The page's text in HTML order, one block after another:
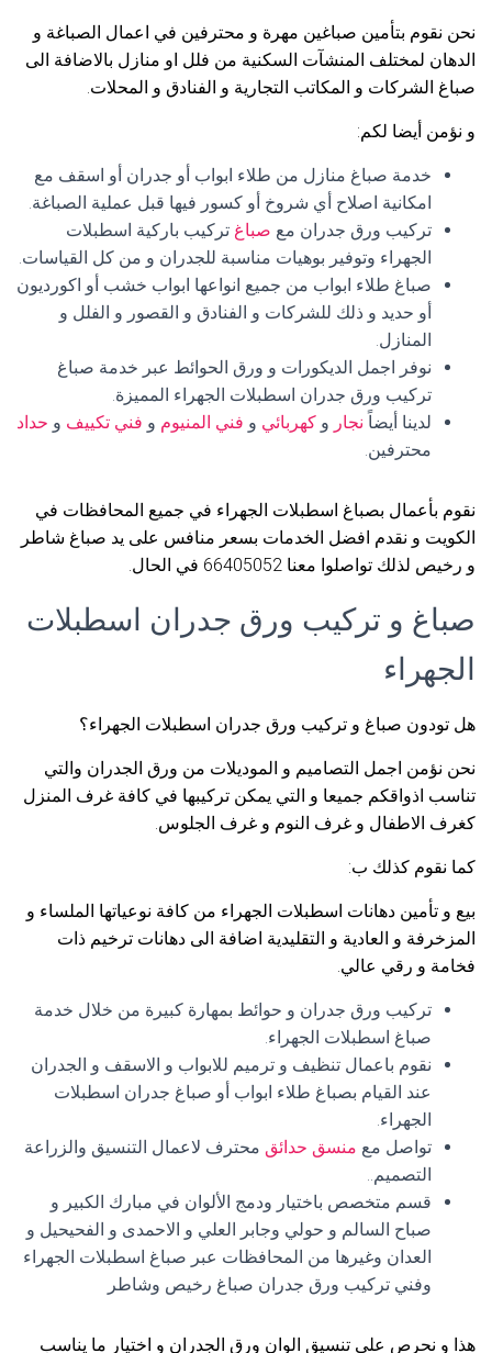
نحن نقوم بتأمين صباغين مهرة و محترفين في اعمال الصباغة و
الدهان لمختلف المنشآت السكنية من فلل او منازل بالاضافة الى
صباغ الشركات و المكاتب التجارية و الفنادق و المحلات.
و نؤمن أيضا لكم:
خدمة صباغ منازل من طلاء ابواب أو جدران أو اسقف مع
امكانية اصلاح أي شروخ أو كسور فيها قبل عملية الصباغة.
تركيب ورق جدران مع صباغ تركيب باركية اسطبلات
الجهراء وتوفير بوهيات مناسبة للجدران و من كل القياسات.
صباغ طلاء ابواب من جميع انواعها ابواب خشب أو اكورديون
أو حديد و ذلك للشركات و الفنادق و القصور و الفلل و
المنازل.
نوفر اجمل الديكورات و ورق الحوائط عبر خدمة صباغ
تركيب ورق جدران اسطبلات الجهراء المميزة.
لدينا أيضاً نجار و كهربائي و فني المنيوم و فني تكييف و حداد
محترفين.
نقوم بأعمال بصباغ اسطبلات الجهراء في جميع المحافظات في
الكويت و نقدم افضل الخدمات بسعر منافس على يد صباغ شاطر
و رخيص لذلك تواصلوا معنا 66405052 في الحال.
صباغ و تركيب ورق جدران اسطبلات
الجهراء
هل تودون صباغ و تركيب ورق جدران اسطبلات الجهراء؟
نحن نؤمن اجمل التصاميم و الموديلات من ورق الجدران والتي
تناسب اذواقكم جميعا و التي يمكن تركيبها في كافة غرف المنزل
كغرف الاطفال و غرف النوم و غرف الجلوس.
كما نقوم كذلك ب:
بيع و تأمين دهانات اسطبلات الجهراء من كافة نوعياتها الملساء و
المزخرفة و العادية و التقليدية اضافة الى دهانات ترخيم ذات
فخامة و رقي عالي.
تركيب ورق جدران و حوائط بمهارة كبيرة من خلال خدمة
صباغ اسطبلات الجهراء.
نقوم باعمال تنظيف و ترميم للابواب و الاسقف و الجدران
عند القيام بصباغ طلاء ابواب أو صباغ جدران اسطبلات
الجهراء.
تواصل مع منسق حدائق محترف لاعمال التنسيق والزراعة
التصميم..
قسم متخصص باختيار ودمج الألوان في مبارك الكبير و
صباح السالم و حولي وجابر العلي و الاحمدى و الفحيحيل و
العدان وغيرها من المحافظات عبر صباغ اسطبلات الجهراء
وفني تركيب ورق جدران صباغ رخيص وشاطر
هذا و نحرص على تنسيق الوان ورق الجدران و اختيار ما يناسب